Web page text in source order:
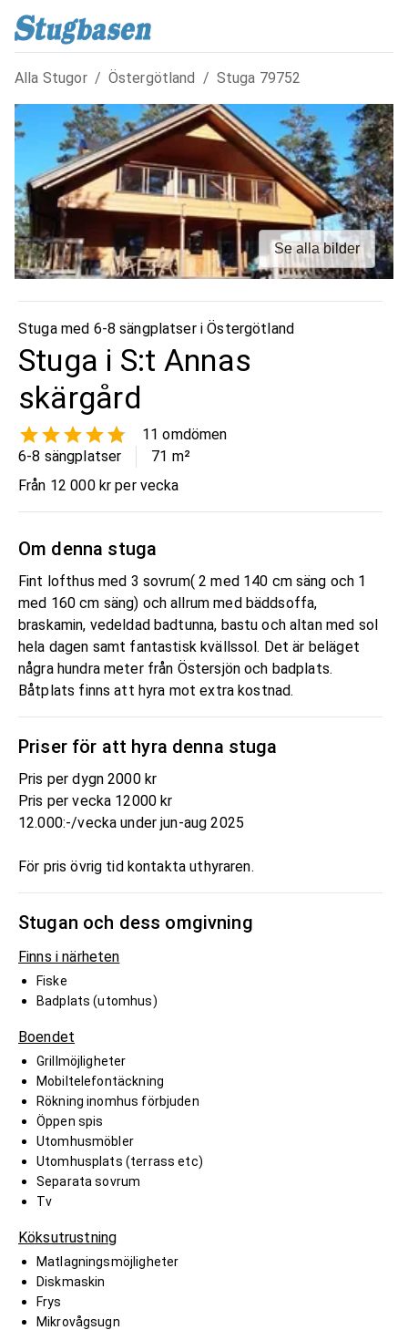
Alla Stugor / Östergötland / Stuga 79752
Se alla bilder
Stuga med 6-8 sängplatser iÖstergötland
Stuga i S:t Annas
skärgård
11 omdömen
6-8 sängplatser
71 m²
Från 12 000 kr per vecka
Om denna stuga
Fint lofthus med 3 sovrum( 2 med 140 cm säng och 1
med 160 cm säng) och allrum med bäddsoffa,
braskamin, vedeldad badtunna, bastu och altan med sol
hela dagen samt fantastisk kvällssol. Det är beläget
några hundra meter från Östersjön och badplats.
Båtplats finns att hyra mot extra kostnad.
Priser för att hyra denna stuga
Pris per dygn 2000 kr
Pris per vecka 12000 kr
12.000:-/vecka under jun-aug 2025
För pris övrig tid kontakta uthyraren.
Stugan och dess omgivning
Finns i närheten
Fiske
Badplats (utomhus)
Boendet
Grillmöjligheter
Mobiltelefontäckning
Rökning inomhus förbjuden
Öppen spis
Utomhusmöbler
Utomhusplats (terrass etc)
Separata sovrum
Tv
Köksutrustning
Matlagningsmöjligheter
Diskmaskin
Frys
Mikrovågsugn